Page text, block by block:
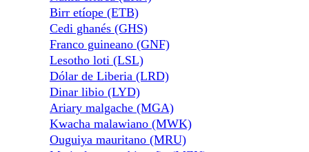
Birr etíope (ETB)
Cedi ghanés (GHS)
Franco guineano (GNF)
Lesotho loti (LSL)
Dólar de Liberia (LRD)
Dinar libio (LYD)
Ariary malgache (MGA)
Kwacha malawiano (MWK)
Ouguiya mauritano (MRU)